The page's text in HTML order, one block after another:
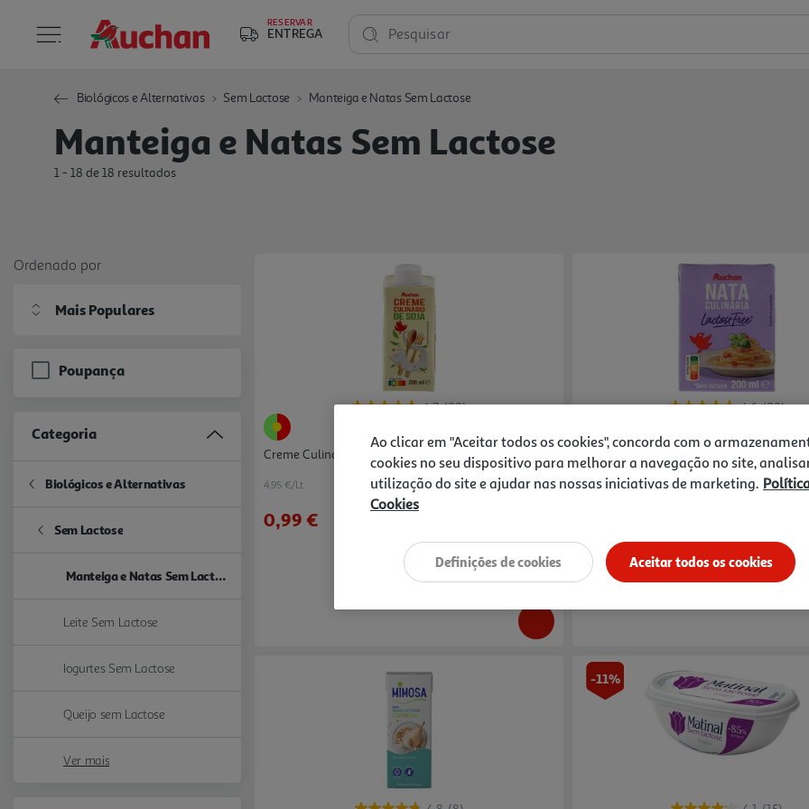
RESERVAR
ENTREGA Pesquisar
Biológicos e Alternativas Sem Lactose Manteiga e Natas Sem Lactose
Manteiga e Natas Sem Lactose
1 - 18 de 18 resultados
Ordenado por
Mais Populares
Poupança
Categoria
Biológicos e Alternativas
Refine by Categoria: Biológicos e Alternativas
Sem Lactose
Refine by Categoria: Sem Lactose
Manteiga e Natas Sem Lactose
selected Currently Refined by Categoria: Manteiga e Natas Sem Lactose
Leite Sem Lactose
Refine by Categoria: Leite Sem Lactose
Iogurtes Sem Lactose
Refine by Categoria: Iogurtes Sem Lactose
Queijo sem Lactose
Refine by Categoria: Queijo sem Lactose
Ver mais
4.7 (22)
Creme Culinário De Soja Auchan 200ml
4.95 €/Lt
0,99 €
4.6 (22)
Nata Uht Auchan Para Culinária Sem
4.25 €/Lt
-11%
Ao clicar em "Aceitar todos os cookies", concorda com o
cookies no seu dispositivo para melhorar a navegação no site,
utilização do site e ajudar nas nossas iniciativas de marketing.
Cookies
Aceitar todos os cookies
Definições de cookies